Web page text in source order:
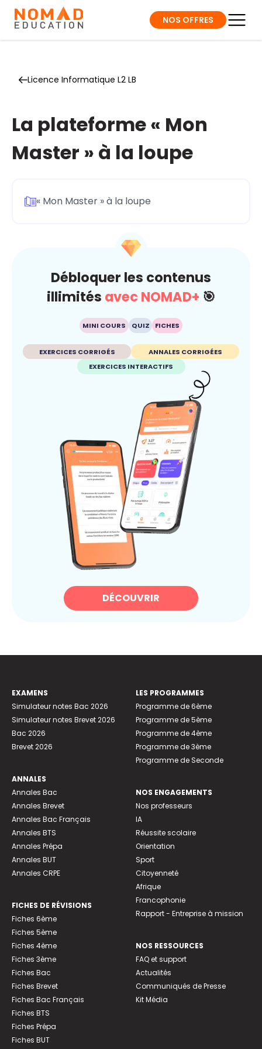
NOS OFFRES
Licence Informatique L2 LB
La plateforme « Mon
Master » à la loupe
« Mon Master » à la loupe
Débloquer les contenus
illimités avec NOMAD+ 🎯
MINI COURS QUIZ FICHES
EXERCICES CORRIGÉS
ANNALES CORRIGÉES
EXERCICES INTERACTIFS
DÉCOUVRIR
EXAMENS
Simulateur notes Bac 2026
Simulateur notes Brevet 2026
Bac 2026
Brevet 2026
ANNALES
Annales Bac
Annales Brevet
Annales Bac Français
Annales BTS
Annales Prépa
Annales BUT
Annales CRPE
FICHES DE RÉVISIONS
Fiches 6ème
Fiches 5ème
Fiches 4ème
Fiches 3ème
Fiches Bac
Fiches Brevet
Fiches Bac Français
Fiches BTS
Fiches Prépa
Fiches BUT
LES PROGRAMMES
Programme de 6ème
Programme de 5ème
Programme de 4ème
Programme de 3ème
Programme de Seconde
NOS ENGAGEMENTS
Nos professeurs
IA
Réussite scolaire
Orientation
Sport
Citoyenneté
Afrique
Francophonie
Rapport - Entreprise à mission
NOS RESSOURCES
FAQ et support
Actualités
Communiqués de Presse
Kit Média